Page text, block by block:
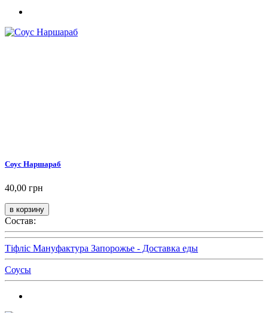
Соус Наршараб
40,00 грн
Состав:
Тіфліс Мануфактура Запорожье - Доставка еды
Соусы